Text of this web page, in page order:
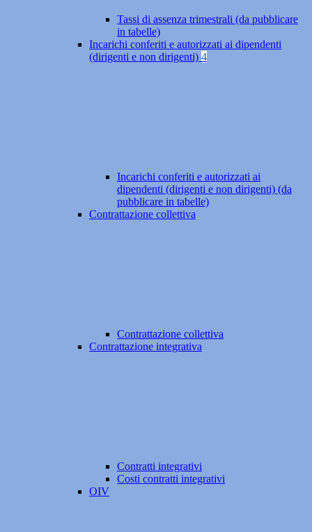
Tassi di assenza trimestrali (da pubblicare
in tabelle)
Incarichi conferiti e autorizzati ai dipendenti
(dirigenti e non dirigenti) 4
Incarichi conferiti e autorizzati ai
dipendenti (dirigenti e non dirigenti) (da
pubblicare in tabelle)
Contrattazione collettiva
Contrattazione collettiva
Contrattazione integrativa
Contratti integrativi
Costi contratti integrativi
OIV